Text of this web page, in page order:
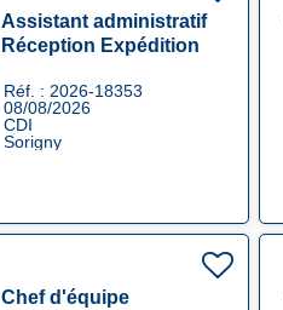
Assistant administratif
Réception Expédition
Réf. : 2026-18353
08/08/2026
CDI
Sorigny
Chef d'équipe